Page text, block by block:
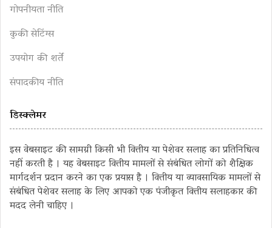
गोपनीयता नीति
कुकी सेटिंग्स
उपयोग की शर्तें
संपादकीय नीति
डिस्क्लेमर
इस वेबसाइट की सामग्री किसी भी वित्तीय या पेशेवर सलाह का प्रतिनिधित्व
नहीं करती है । यह वेबसाइट वित्तीय मामलों से संबंधित लोगों को शैक्षिक
मार्गदर्शन प्रदान करने का एक प्रयास है । वित्तीय या व्यावसायिक मामलों से
संबंधित पेशेवर सलाह के लिए आपको एक पंजीकृत वित्तीय सलाहकार की
मदद लेनी चाहिए ।